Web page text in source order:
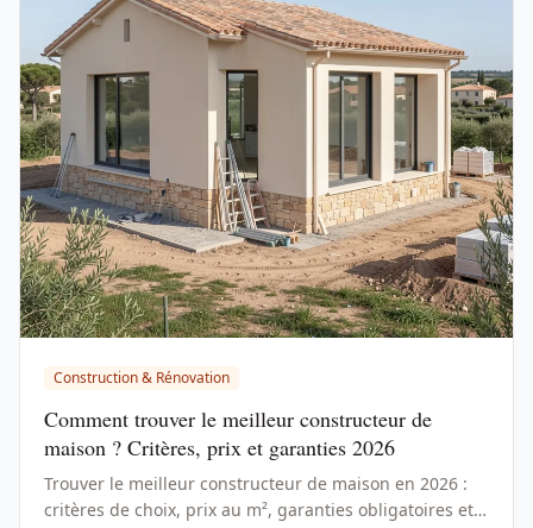
Construction & Rénovation
Comment trouver le meilleur constructeur de
maison ? Critères, prix et garanties 2026
Trouver le meilleur constructeur de maison en 2026 :
critères de choix, prix au m², garanties obligatoires et